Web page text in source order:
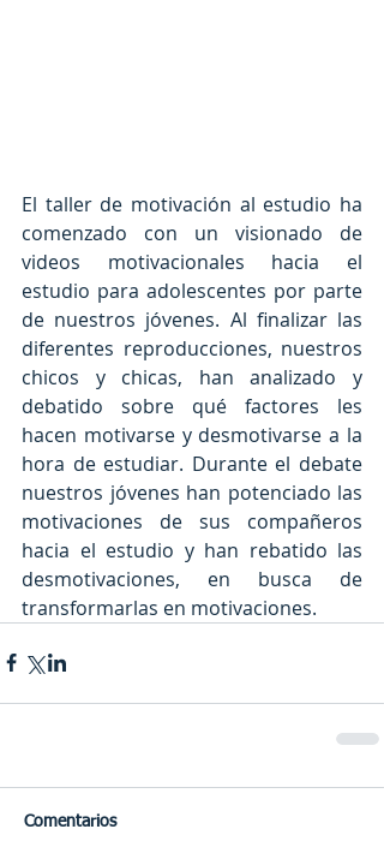
El taller de motivación al estudio ha
comenzado con un visionado de
videos motivacionales hacia el
estudio para adolescentes por parte
de nuestros jóvenes. Al finalizar las
diferentes reproducciones, nuestros
chicos y chicas, han analizado y
debatido sobre qué factores les
hacen motivarse y desmotivarse a la
hora de estudiar. Durante el debate
nuestros jóvenes han potenciado las
motivaciones de sus compañeros
hacia el estudio y han rebatido las
desmotivaciones, en busca de
transformarlas en motivaciones.
Comentarios